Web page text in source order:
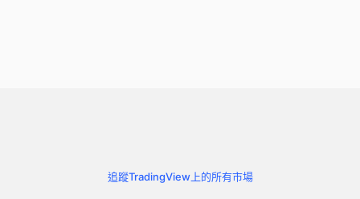
追蹤TradingView上的所有市場